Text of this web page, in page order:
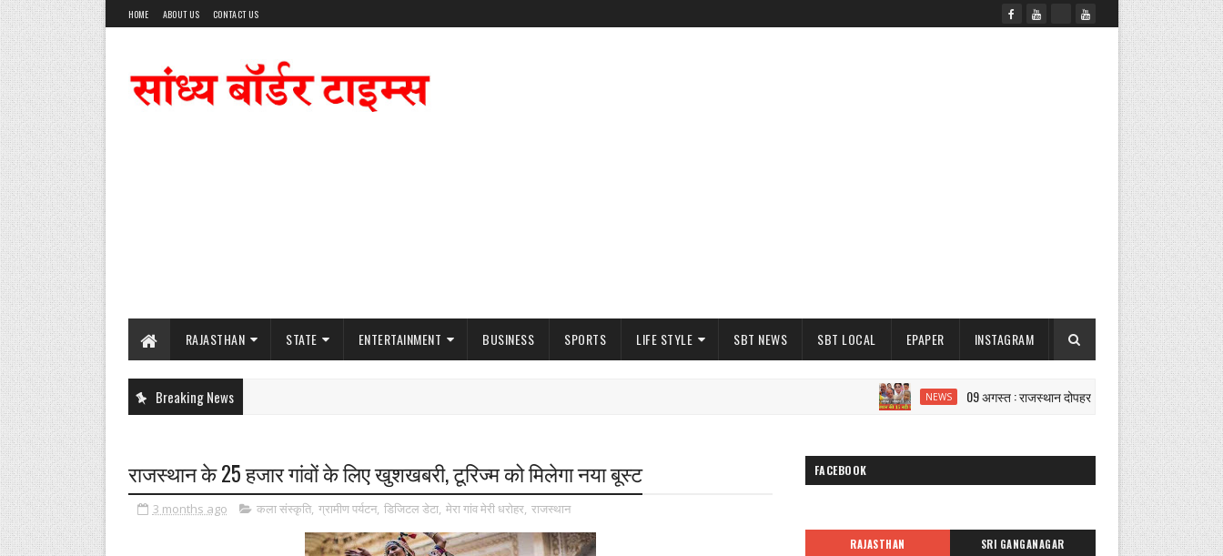
HOME ABOUT US CONTACT US
RAJASTHAN STATE ENTERTAINMENT BUSINESS SPORTS LIFE STYLE SBT NEWS SBT LOCAL EPAPER INSTAGRAM
Breaking News NEWS 09 अगस्त : राजस्थान दोपहर 3.15 बजे की 15 बड़ी खबरें| SBT
राजस्थान के 25 हजार गांवों के लिए खुशखबरी, टूरिज्म को मिलेगा नया बूस्ट
3 months ago कला संस्कृति, ग्रामीण पर्यटन, डिजिटल डेटा, मेरा गांव मेरी धरोहर, राजस्थान
FACEBOOK
RAJASTHAN SRI GANGANAGAR